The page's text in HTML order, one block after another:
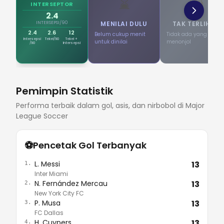
INTERSEPTOR
2.4
INTERSEPSI/90
2.4
Intersepsi
/90
2.6
Tekel/90
12
Tekel +
Intersepsi
MENILAI DULU
Belum cukup menit
untuk dinilai
TAK TERLIHAT
Tidak ada yang
menonjol
Pemimpin Statistik
Performa terbaik dalam gol, asis, dan nirbobol di Major
League Soccer
⚽Pencetak Gol Terbanyak
1. L. Messi
Inter Miami
13
2. N. Fernández Mercau
New York City FC
13
3. P. Musa
FC Dallas
13
4.